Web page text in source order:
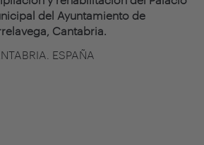
del Ayuntamiento de
Cantabria.
ESPAÑA